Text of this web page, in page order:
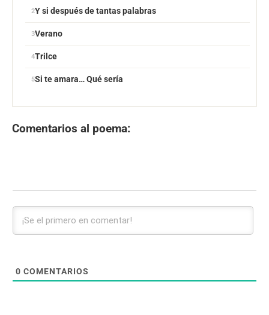
Y si después de tantas palabras
Verano
Trilce
Si te amara… Qué sería
Comentarios al poema:
0 COMENTARIOS